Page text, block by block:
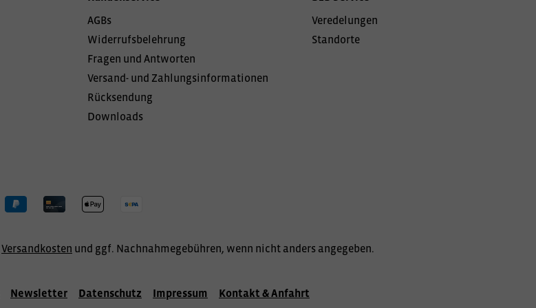
AGBs
Widerrufsbelehrung
Fragen und Antworten
Versand- und Zahlungsinformationen
Rücksendung
Downloads
Veredelungen
Standorte
Versandkosten und ggf. Nachnahmegebühren, wenn nicht anders angegeben.
Newsletter Datenschutz Impressum Kontakt & Anfahrt